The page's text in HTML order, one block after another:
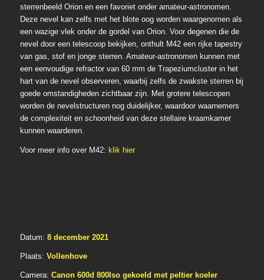
sterrenbeeld Orion en een favoriet onder amateur-astronomen.
Deze nevel kan zelfs met het blote oog worden waargenomen als
een wazige vlek onder de gordel van Orion. Voor degenen die de
nevel door een telescoop bekijken, onthult M42 een rijke tapestry
van gas, stof en jonge sterren. Amateur-astronomen kunnen met
een eenvoudige refractor van 60 mm de Trapeziumcluster in het
hart van de nevel observeren, waarbij zelfs de zwakste sterren bij
goede omstandigheden zichtbaar zijn. Met grotere telescopen
worden de nevelstructuren nog duidelijker, waardoor waarnemers
de complexiteit en schoonheid van deze stellaire kraamkamer
kunnen waarderen.
Voor meer info over M42: klik hier
Datum: 8 december 2021
Plaats: Vollenhove
Camera: Canon 600d 800Iso gekoeld met peltier koeler